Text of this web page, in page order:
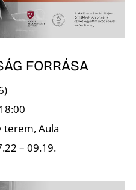
FORRÁSA
terem, Aula
– 09.19.